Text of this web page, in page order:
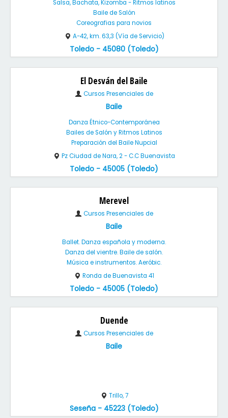
Salsa, Bachata, Kizomba - Ritmos latinos
Baile de Salón
Coreografias para novios
A-42, km. 63,3 (Vía de Servicio)
Toledo - 45080 (Toledo)
El Desván del Baile
Cursos Presenciales de
Baile
Danza Étnico-Contemporánea
Bailes de Salón y Ritmos Latinos
Preparación del Baile Nupcial
Pz Ciudad de Nara, 2 - C.C Buenavista
Toledo - 45005 (Toledo)
Merevel
Cursos Presenciales de
Baile
Ballet. Danza española y moderna.
Danza del vientre. Baile de salón.
Música e instrumentos. Aeróbic.
Ronda de Buenavista 41
Toledo - 45005 (Toledo)
Duende
Cursos Presenciales de
Baile
Trillo, 7
Seseña - 45223 (Toledo)